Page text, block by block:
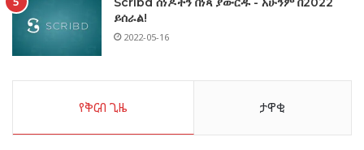
ይሰራል!
2022-05-16
የቅርብ ጊዜ ታዋቂ